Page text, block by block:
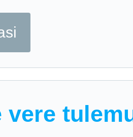
vere